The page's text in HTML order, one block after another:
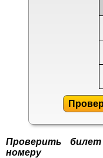
Проверить
номеру